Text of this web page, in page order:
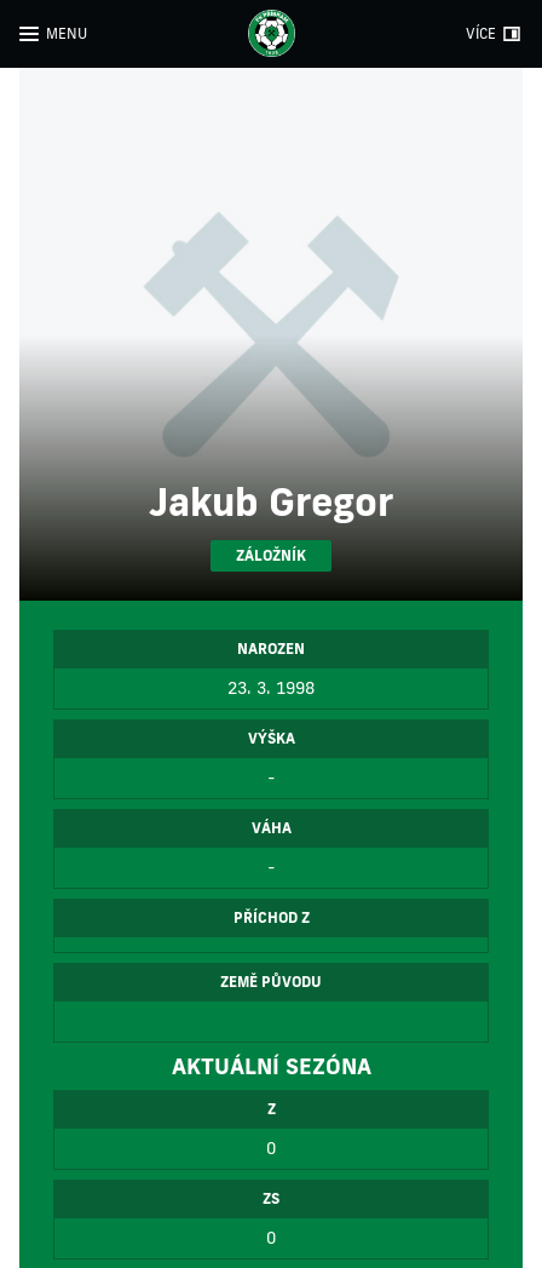
MENU VÍCE
Jakub Gregor
ZÁLOŽNÍK
NAROZEN
23. 3. 1998
VÝŠKA
-
VÁHA
-
PŘÍCHOD Z
ZEMĚ PŮVODU
AKTUÁLNÍ SEZÓNA
Z
0
ZS
0